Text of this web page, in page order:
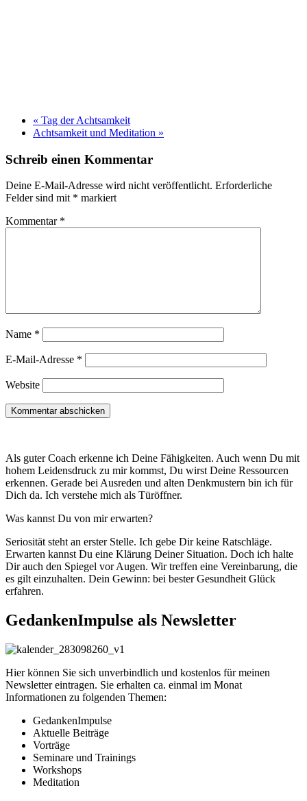
« Tag der Achtsamkeit
Achtsamkeit und Meditation »
Schreib einen Kommentar
Deine E-Mail-Adresse wird nicht veröffentlicht. Erforderliche
Felder sind mit * markiert
Kommentar *
Name *
E-Mail-Adresse *
Website
Als guter Coach erkenne ich Deine Fähigkeiten. Auch wenn Du mit
hohem Leidensdruck zu mir kommst, Du wirst Deine Ressourcen
erkennen. Gerade bei Ausreden und alten Denkmustern bin ich für
Dich da. Ich verstehe mich als Türöffner.
Was kannst Du von mir erwarten?
Seriosität steht an erster Stelle. Ich gebe Dir keine Ratschläge.
Erwarten kannst Du eine Klärung Deiner Situation. Doch ich halte
Dir auch den Spiegel vor Augen. Wir treffen eine Vereinbarung, die
es gilt einzuhalten. Dein Gewinn: bei bester Gesundheit Glück
erfahren.
GedankenImpulse als Newsletter
Hier können Sie sich unverbindlich und kostenlos für meinen
Newsletter eintragen. Sie erhalten ca. einmal im Monat
Informationen zu folgenden Themen:
GedankenImpulse
Aktuelle Beiträge
Vorträge
Seminare und Trainings
Workshops
Meditation